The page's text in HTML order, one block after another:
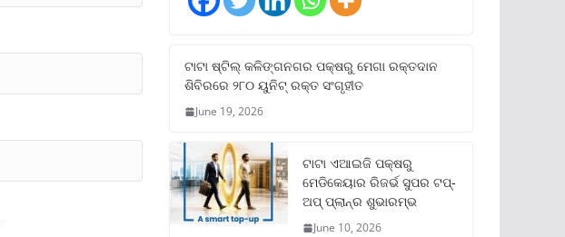
ଟାଟା ଷ୍ଟିଲ୍‌ କଳିଙ୍ଗନଗର ପକ୍ଷରୁ ମେଗା ରକ୍ତଦାନ
ଶିବିରରେ ୨୮୦ ୟୁନିଟ୍‌ ରକ୍ତ ସଂଗୃହୀତ
June 19, 2026
ଟାଟା ଏଆଇଜି ପକ୍ଷରୁ
ମେଡିକେୟାର ରିଜର୍ଭ ସୁପର ଟପ୍‌-
ଅପ୍ ପ୍ଲାନ୍‌ର ଶୁଭାରମ୍ଭ
June 10, 2026